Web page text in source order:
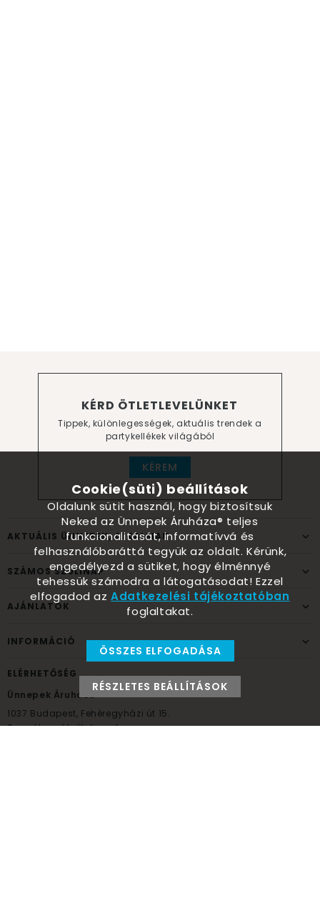
KÉRD ÖTLETLEVELÜNKET
Tippek, különlegességek, aktuális trendek a
partykellékek világából
KÉREM
AKTUÁLIS ÜNNEPEK, ALKALMAK
SZÁMOS SZÜLINAP
AJÁNLATOK
INFORMÁCIÓ
ELÉRHETŐSÉG
Ünnepek Áruháza
1037 Budapest, Fehéregyházi út 15.
Személyes átvételi pont
Cookie(süti) beállítások
Oldalunk sütit használ, hogy biztosítsuk
Neked az Ünnepek Áruháza® teljes
funkcionalitását, informatívvá és
felhasználóbaráttá tegyük az oldalt. Kérünk,
engedélyezd a sütiket, hogy élménnyé
tehessük számodra a látogatásodat! Ezzel
elfogadod azAdatkezelési tájékoztatóban
foglaltakat.
ÖSSZES ELFOGADÁSA
RÉSZLETES BEÁLLÍTÁSOK